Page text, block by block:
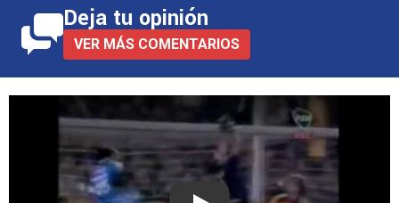
Deja tu opinión
VER MÁS COMENTARIOS